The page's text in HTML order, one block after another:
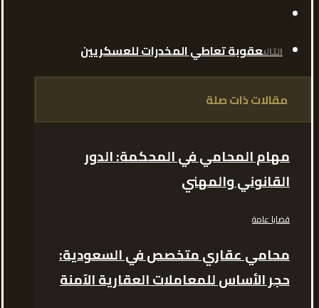
التالىعقوبة تعاطي المخدرات للعسكريين
مقالات ذات صلة
مهام المحامي في المحكمة: الدور
القانوني والمهني
قضايا عامة
محامي عقاري متخصص في السعودية:
حجر الأساس للمعاملات العقارية الآمنة